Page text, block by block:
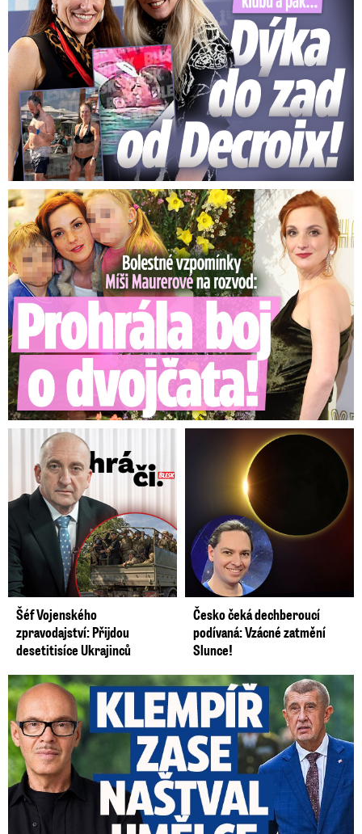
Bolestné vzpomínky Míši Maurerové: Prohrála boj o dvojčata!
Šéf Vojenského
zpravodajství: Přijdou
desetitisíce Ukrajinců
Česko čeká dechberoucí
podívaná: Vzácné zatmění
Slunce!
Umělci tepou Klempíře: „Zcela nepřijatelné.“